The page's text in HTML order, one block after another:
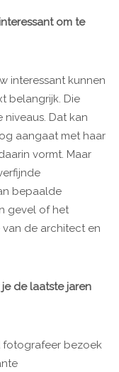
om te
interessant kunnen
belangrijk. Die
Dat kan
aangaat met haar
vormt. Maar
bepaalde
gevel of het
van de architect en
de laatste jaren
fotografeer bezoek